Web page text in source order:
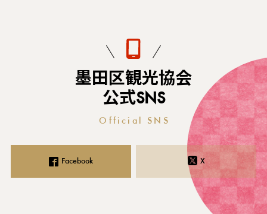
墨田区観光協会
公式SNS
Official SNS
Facebook X